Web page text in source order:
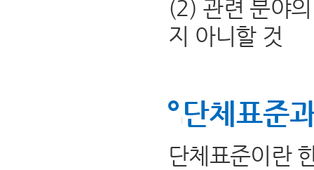
(2) 관련 분야
지 아니할 것
단체표준
단체표준이란